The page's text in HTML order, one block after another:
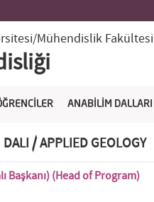
/Mühendislik Fakültesi
ANABİLİM DALLARI
/ APPLIED GEOLOGY
Başkanı) (Head of Program)